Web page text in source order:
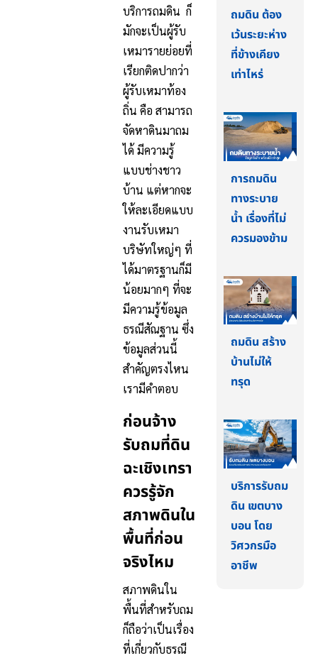
บริการถมดิน ก็
มักจะเป็นผู้รับ
เหมารายย่อยที่
เรียกติดปากว่า
ผู้รับเหมาท้อง
ถิ่น คือ สามารถ
จัดหาดินมาถม
ได้ มีความรู้
แบบช่างชาว
บ้าน แต่หากจะ
ให้ละเอียดแบบ
งานรับเหมา
บริษัทใหญ่ๆ ที่
ได้มาตรฐานก็มี
น้อยมากๆ ที่จะ
มีความรู้ข้อมูล
ธรณีสัณฐาน ซึ่ง
ข้อมูลส่วนนี้
สำคัญตรงไหน
เรามีคำตอบ
ก่อนจ้าง
รับถมที่ดิน
ฉะเชิงเทรา
ควรรู้จัก
สภาพดินใน
พื้นที่ก่อน
จริงไหม
สภาพดินใน
พื้นที่สำหรับถม
ก็ถือว่าเป็นเรื่อง
ที่เกี่ยวกับธรณี
ถมดิน ต้อง
เว้นระยะห่าง
ที่ข้างเคียง
เท่าไหร่
การถมดิน
ทางระบาย
น้ำ เรื่องที่ไม่
ควรมองข้าม
ถมดิน สร้าง
บ้านไม่ให้
ทรุด
บริการรับถม
ดิน เขตบาง
บอน โดย
วิศวกรมือ
อาชีพ